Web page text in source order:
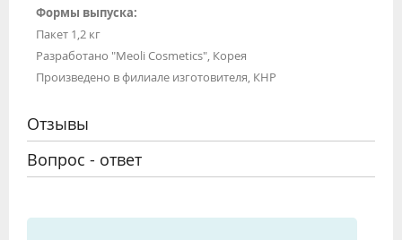
Формы выпуска:
Пакет 1,2 кг
Разработано "Meoli Cosmetics", Корея
Произведено в филиале изготовителя, КНР
Отзывы
Вопрос - ответ